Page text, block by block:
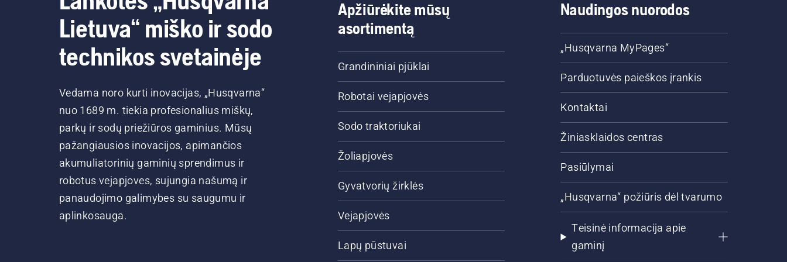
Lietuva“ miško ir sodo
technikos svetainėje
Vedama noro kurti inovacijas, „Husqvarna“
nuo 1689 m. tiekia profesionalius miškų,
parkų ir sodų priežiūros gaminius. Mūsų
pažangiausios inovacijos, apimančios
akumuliatorinių gaminių sprendimus ir
robotus vejapjoves, sujungia našumą ir
panaudojimo galimybes su saugumu ir
aplinkosauga.
Apžiūrėkite mūsų
asortimentą
Grandininiai pjūklai
Robotai vejapjovės
Sodo traktoriukai
Žoliapjovės
Gyvatvorių žirklės
Vejapjovės
Lapų pūstuvai
Naudingos nuorodos
„Husqvarna MyPages“
Parduotuvės paieškos įrankis
Kontaktai
Žiniasklaidos centras
Pasiūlymai
„Husqvarna“ požiūris dėl tvarumo
Teisinė informacija apie
gaminį